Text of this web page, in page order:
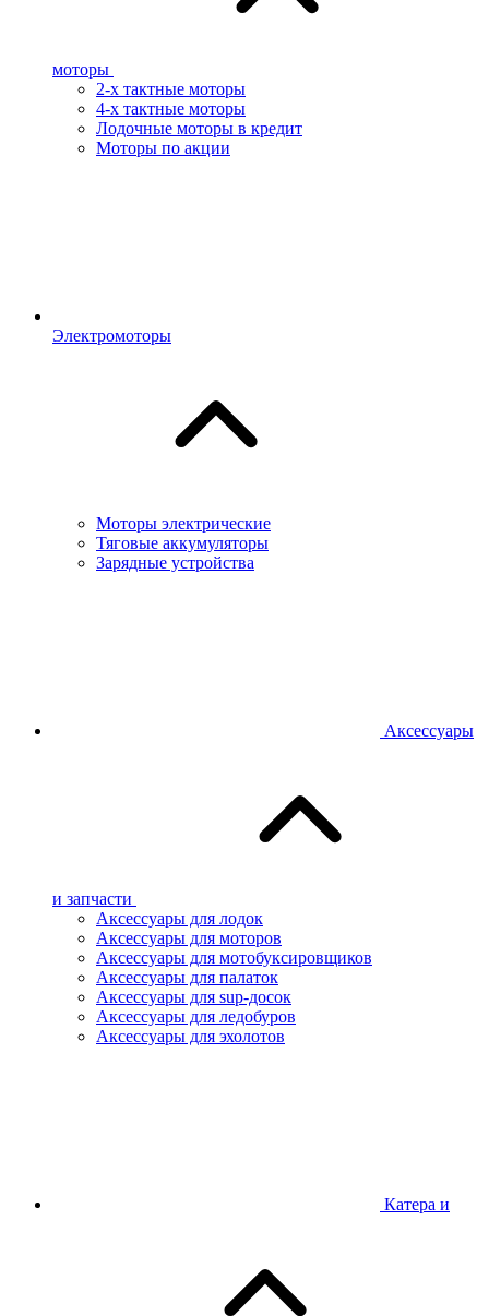
моторы
2-х тактные моторы
4-х тактные моторы
Лодочные моторы в кредит
Моторы по акции
Электромоторы
Моторы электрические
Тяговые аккумуляторы
Зарядные устройства
Аксессуары
и запчасти
Аксессуары для лодок
Аксессуары для моторов
Аксессуары для мотобуксировщиков
Аксессуары для палаток
Аксессуары для sup-досок
Аксессуары для ледобуров
Аксессуары для эхолотов
Катера и